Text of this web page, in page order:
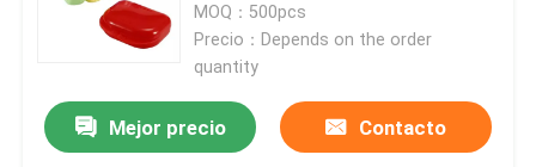
MOQ：500pcs
Precio：Depends on the order
quantity
Mejor precio Contacto